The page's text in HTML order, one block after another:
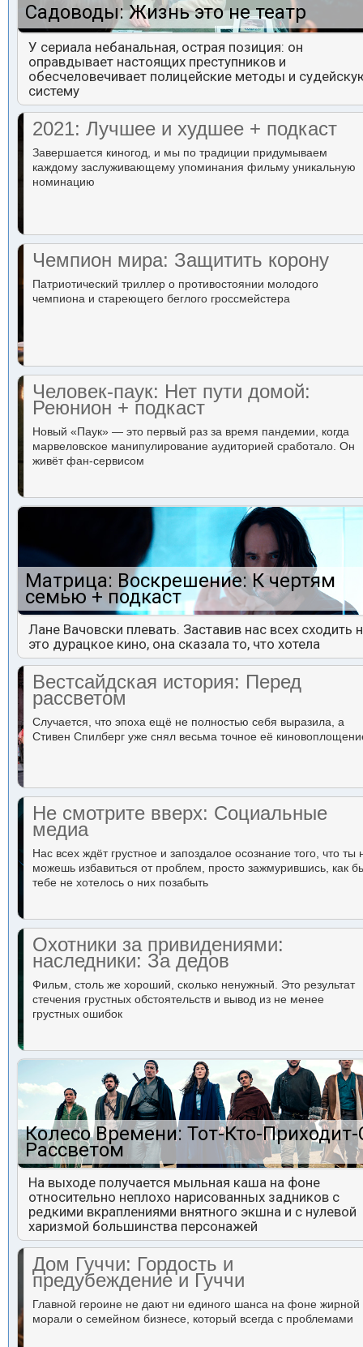
Садоводы: Жизнь это не театр
У сериала небанальная, острая позиция: он
оправдывает настоящих преступников и
обесчеловечивает полицейские методы и
систему
2021: Лучшее и худшее + подкаст
Завершается киногод, и мы по традиции придумываем
каждому заслуживающему упоминания фильму уникальную
номинацию
Чемпион мира: Защитить корону
Патриотический триллер о противостоянии молодого
чемпиона и стареющего беглого гроссмейстера
Человек-паук: Нет пути домой:
Реюнион + подкаст
Новый «Паук» — это первый раз за время пандемии, когда
марвеловское манипулирование аудиторией сработало. Он
живёт фан-сервисом
Матрица: Воскрешение: К чертям
семью + подкаст
Лане Вачовски плевать. Заставив нас всех сходить
это дурацкое кино, она сказала то, что хотела
Вестсайдская история: Перед
рассветом
Случается, что эпоха ещё не полностью себя выразила, а
Стивен Спилберг уже снял весьма точное её
Не смотрите вверх: Социальные
медиа
Нас всех ждёт грустное и запоздалое осознание того, что ты
можешь избавиться от проблем, просто зажмурившись, как
тебе не хотелось о них позабыть
Охотники за привидениями:
наследники: За дедов
Фильм, столь же хороший, сколько ненужный. Это результат
стечения грустных обстоятельств и вывод из не менее
грустных ошибок
Колесо Времени: Тот-Кто-
Рассветом
На выходе получается мыльная каша на фоне
относительно неплохо нарисованных задников с
редкими вкраплениями внятного экшна и с нулевой
харизмой большинства персонажей
Дом Гуччи: Гордость и
предубеждение и Гуччи
Главной героине не дают ни единого шанса на фоне жирной
морали о семейном бизнесе, который всегда с проблемами